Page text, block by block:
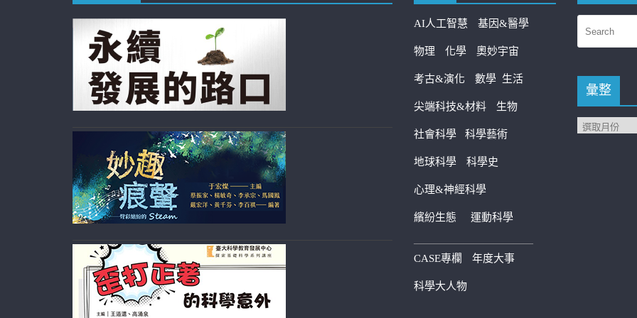
AI人工智慧 基因&醫學
物理 化學 奧妙宇宙
考古&演化 數學 生活
尖端科技&材料 生物
社會科學 科學藝術
地球科學 科學史
心理&神經科學
繽紛生態 運動科學
————————————
CASE專欄 年度大事
科學大人物
彙整